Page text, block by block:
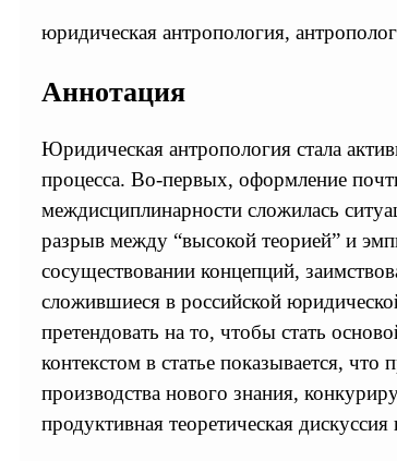
юридическая антропология,
Аннотация
Юридическая антропология стала
процесса. Во-первых, оформление
междисциплинарности сложилась
разрыв между “высокой теорией” и
сосуществовании концепций,
сложившиеся в российской
претендовать на то, чтобы стать
контекстом в статье показывается,
производства нового знания,
продуктивная теоретическая